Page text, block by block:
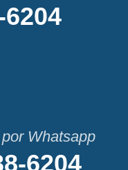
6204
6204